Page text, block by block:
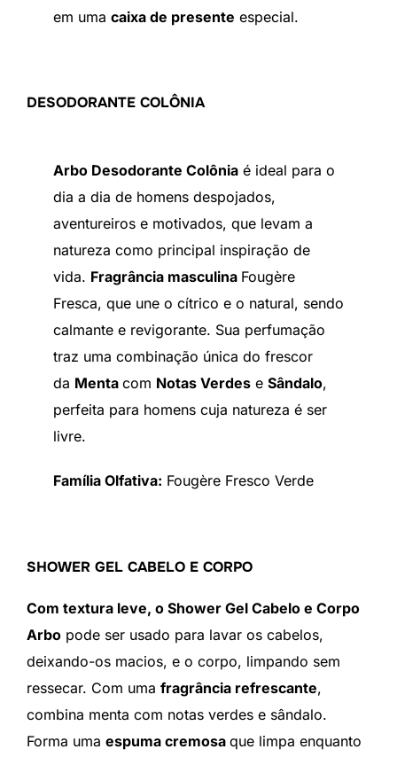
em uma caixa de presente especial.
DESODORANTE COLÔNIA
Arbo Desodorante Colônia é ideal para o
dia a dia de homens despojados,
aventureiros e motivados, que levam a
natureza como principal inspiração de
vida. Fragrância masculina Fougère
Fresca, que une o cítrico e o natural, sendo
calmante e revigorante. Sua perfumação
traz uma combinação única do frescor
da Menta com Notas Verdes e Sândalo,
perfeita para homens cuja natureza é ser
livre.
Família Olfativa: Fougère Fresco Verde
SHOWER GEL CABELO E CORPO
Com textura leve, o Shower Gel Cabelo e Corpo
Arbo pode ser usado para lavar os cabelos,
deixando-os macios, e o corpo, limpando sem
ressecar. Com uma fragrância refrescante,
combina menta com notas verdes e sândalo.
Forma uma espuma cremosa que limpa enquanto